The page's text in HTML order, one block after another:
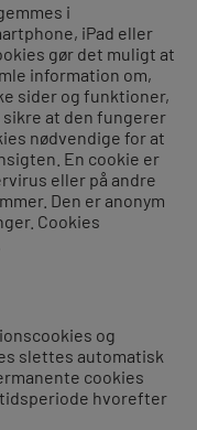
i
iPad eller
gør det muligt at
information om,
sider og funktioner,
sikre at den fungerer
nødvendige for at
En cookie er
eller på andre
Den er anonym
Cookies
og
slettes automatisk
cookies
hvorefter